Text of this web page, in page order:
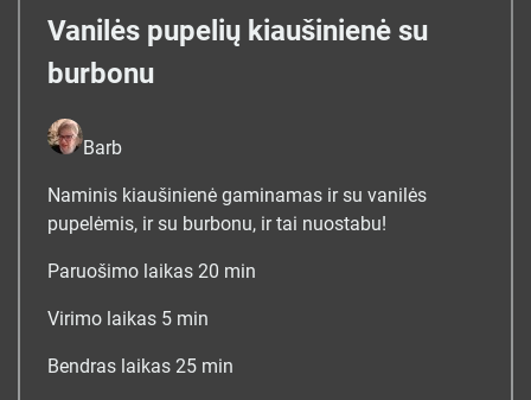
Vanilės pupelių kiaušinienė su
burbonu
Barb
Naminis kiaušinienė gaminamas ir su vanilės
pupelėmis, ir su burbonu, ir tai nuostabu!
Paruošimo laikas 20 minučių
min
Virimo laikas 5minučių
min
Bendras laikas 25minučių
min